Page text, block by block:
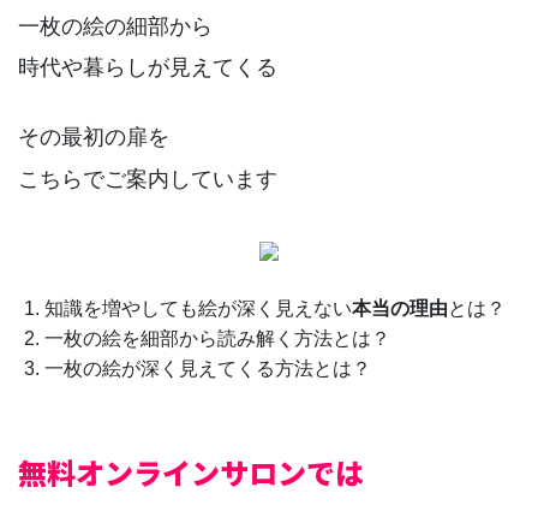
一枚の絵の細部から
時代や暮らしが見えてくる
その最初の扉を
こちらでご案内しています
知識を増やしても絵が深く見えない本当の理由とは？
一枚の絵を細部から読み解く方法とは？
一枚の絵が深く見えてくる方法とは？
無料オンラインサロンでは